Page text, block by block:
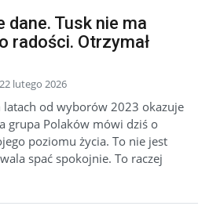
dane. Tusk nie ma
radości. Otrzymał
lutego 2026
latach od wyborów 2023 okazuje
grupa Polaków mówi dziś o
poziomu życia. To nie jest
spać spokojnie. To raczej